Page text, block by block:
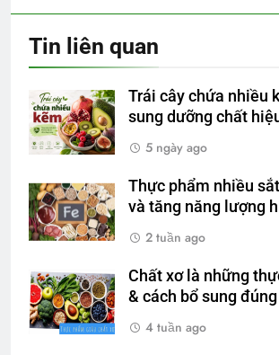
Tin liên quan
Trái cây chứa nhiều
sung dưỡng chất
5 ngày ago
Thực phẩm nhiều
và tăng năng lượng
2 tuần ago
Chất xơ là những
& cách bổ sung
4 tuần ago